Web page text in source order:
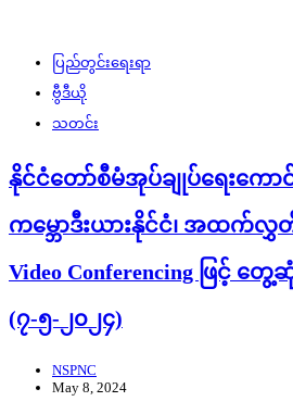
ပြည်တွင်းရေးရာ
ဗွီဒီယို
သတင်း
နိုင်ငံတော်စီမံအုပ်ချုပ်ရေးကောင်
ကမ္ဘောဒီးယားနိုင်ငံ၊ အထက်လွှ
Video Conferencing ဖြင့် တွေ့
(၇-၅-၂၀၂၄)
NSPNC
May 8, 2024